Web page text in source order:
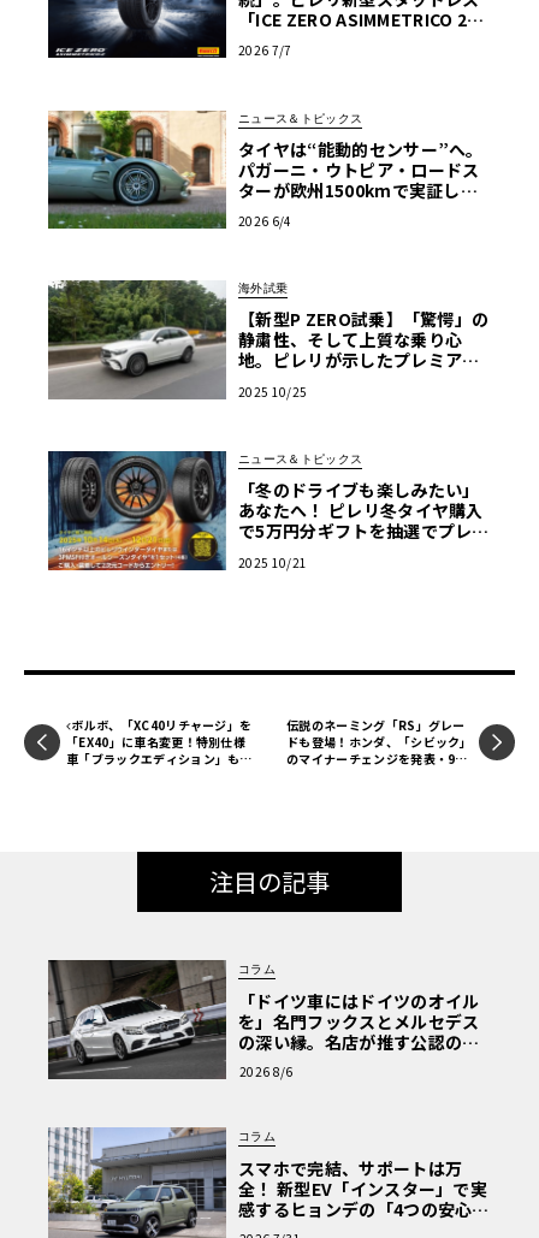
「ICE ZERO ASIMMETRICO 2」
2026 7/7
ニュース＆トピックス
タイヤは“能動的センサー”へ。
パガーニ・ウトピア・ロードス
ターが欧州1500kmで実証した
2026 6/4
海外試乗
【新型P ZERO試乗】「驚愕」の
静粛性、そして上質な乗り心
地。ピレリが示したプレミアム
2025 10/25
ニュース＆トピックス
「冬のドライブも楽しみたい」
あなたへ！ ピレリ冬タイヤ購入
で5万円分ギフトを抽選でプレゼ
2025 10/21
ボルボ、「XC40リチャージ」を
「EX40」に車名変更！特別仕様
車「ブラックエディション」も発
伝説のネーミング「RS」グレー
ドも登場！ホンダ、「シビック」
のマイナーチェンジを発表・9月
注目の記事
コラム
「ドイツ車にはドイツのオイル
を」名門フックスとメルセデス
の深い縁。名店が推す公認の安
心と、Cクラスで味わうシルキー
な走り〈PR〉
2026 8/6
コラム
スマホで完結、サポートは万
全！ 新型EV「インスター」で実
感するヒョンデの「4つの安心」
【第1回・ヒョンデ6つの疑問：